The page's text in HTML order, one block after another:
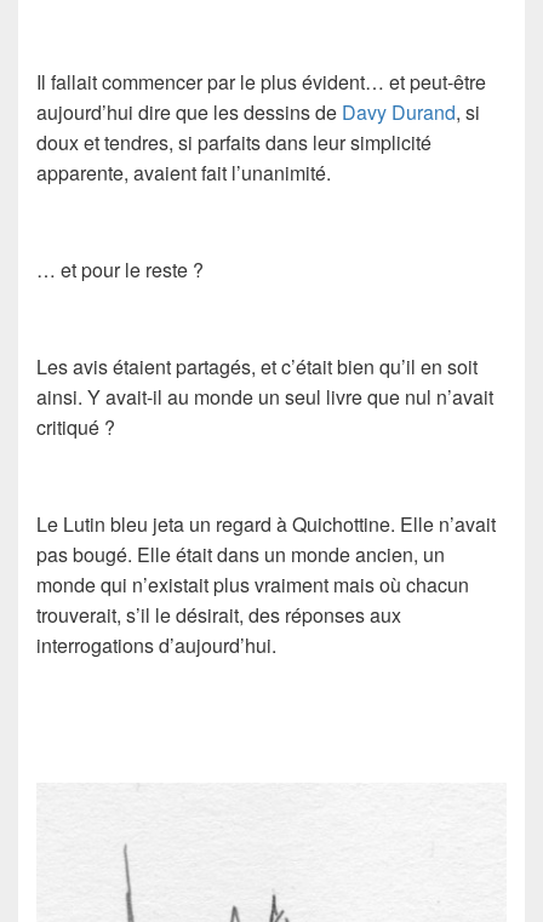
Il fallait commencer par le plus évident… et peut-être
aujourd’hui dire que les dessins de Davy Durand, si
doux et tendres, si parfaits dans leur simplicité
apparente, avaient fait l’unanimité.
… et pour le reste ?
Les avis étaient partagés, et c’était bien qu’il en soit
ainsi. Y avait-il au monde un seul livre que nul n’avait
critiqué ?
Le Lutin bleu jeta un regard à Quichottine. Elle n’avait
pas bougé. Elle était dans un monde ancien, un
monde qui n’existait plus vraiment mais où chacun
trouverait, s’il le désirait, des réponses aux
interrogations d’aujourd’hui.